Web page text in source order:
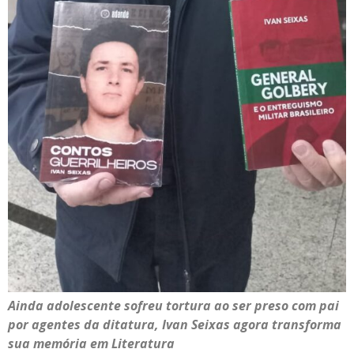
Ainda adolescente sofreu tortura ao ser preso com pai
por agentes da ditatura, Ivan Seixas agora transforma
sua memória em Literatura